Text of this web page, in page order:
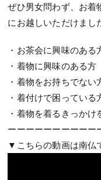
ぜひ男女問わず、お着
にお越しいただけまし
・お茶会に興味のある
・着物に興味のある方
・着物をお持ちでない
・着付けで困っている
・着物を着るきっか
ーーーーーーーーーー
▼こちらの動画は南仏